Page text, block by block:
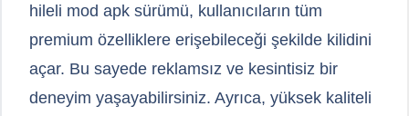
hileli mod apk sürümü, kullanıcıların tüm
premium özelliklere erişebileceği şekilde kilidini
açar. Bu sayede reklamsız ve kesintisiz bir
deneyim yaşayabilirsiniz. Ayrıca, yüksek kaliteli